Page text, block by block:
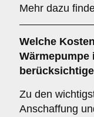
Mehr dazu
Welche
Wärmepumpe
Zu den
Anschaffung